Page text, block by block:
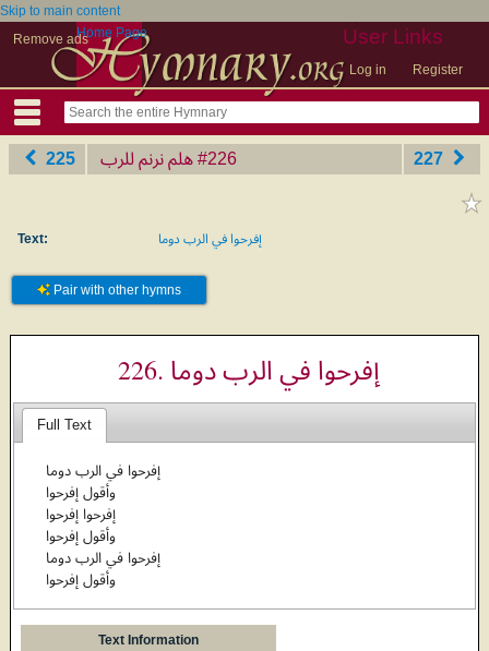
Skip to main content
Remove ads
User Links
Log in Register
Home Page
225 هلم نرنم للرب ‎#226 227
Text: إفرحوا في الرب دوما
Pair with other hymns
226. إفرحوا في الرب دوما
Full Text
إفرحوا في الرب دوما
وأقول إفرحوا
إفرحوا إفرحوا
وأقول إفرحوا
إفرحوا في الرب دوما
وأقول إفرحوا
Text Information